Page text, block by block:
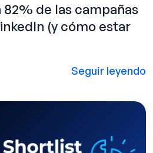
de las campañas
(y cómo estar
Seguir leyendo